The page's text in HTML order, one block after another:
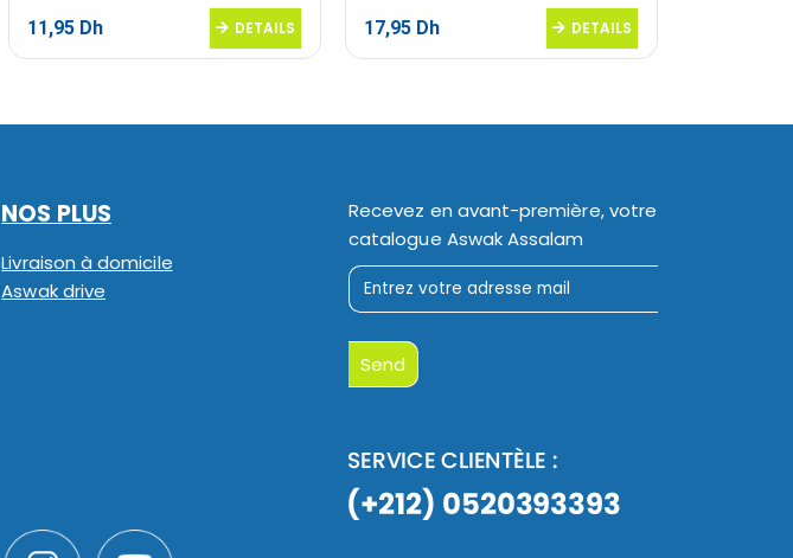
0sur 5
11,95 Dh DETAILS
0sur 5
17,95 Dh DETAILS
NOS PLUS
Livraison à domicile
Aswak drive
Recevez en avant-première, votre
catalogue Aswak Assalam